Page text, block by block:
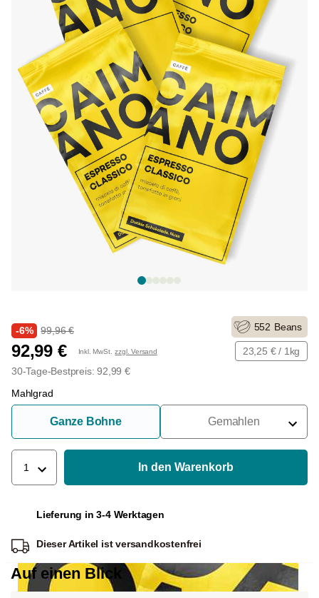
-6% 99,96 €
92,99 € Inkl. MwSt. zzgl. Versand
30-Tage-Bestpreis: 92,99 €
552 Beans
23,25 € / 1kg
Mahlgrad
Ganze Bohne Gemahlen
Für Siebträger
1 In den Warenkorb
Lieferung in 3-4 Werktagen
Dieser Artikel istversandkostenfrei
Auf einen Blick